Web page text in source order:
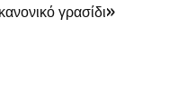
γρασίδι»